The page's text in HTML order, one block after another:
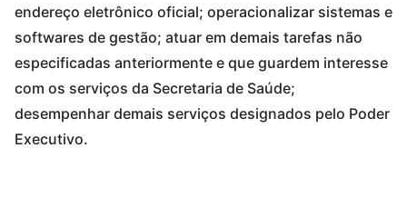
endereço eletrônico oficial; operacionalizar sistemas e
softwares de gestão; atuar em demais tarefas não
especificadas anteriormente e que guardem interesse
com os serviços da Secretaria de Saúde;
desempenhar demais serviços designados pelo Poder
Executivo.